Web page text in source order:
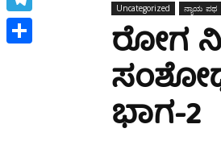
Uncategorized ನ್ಯಾಯ ಪಥ
ರೋಗ
ಭಾಗ-2
Telegram